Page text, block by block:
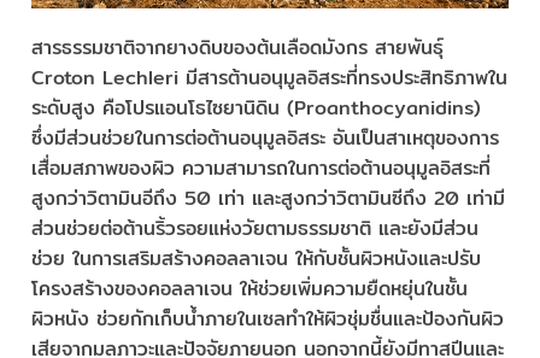
สารธรรมชาติจากยางดิบของต้นเลือดมังกร สายพันธุ์
Croton Lechleri มีสารต้านอนุมูลอิสระที่ทรงประสิทธิภาพใน
ระดับสูง คือโปรแอนโธไซยานิดิน (Proanthocyanidins)
ซึ่งมีส่วนช่วยในการต่อต้านอนุมูลอิสระ อันเป็นสาเหตุของการ
เสื่อมสภาพของผิว ความสามารถในการต่อต้านอนุมูลอิสระที่
สูงกว่าวิตามินอีถึง 50 เท่า และสูงกว่าวิตามินซีถึง 20 เท่ามี
ส่วนช่วยต่อต้านริ้วรอยแห่งวัยตามธรรมชาติ และยังมีส่วน
ช่วย ในการเสริมสร้างคอลลาเจน ให้กับชั้นผิวหนังและปรับ
โครงสร้างของคอลลาเจน ให้ช่วยเพิ่มความยืดหยุ่นในชั้น
ผิวหนัง ช่วยกักเก็บน้ำภายในเซลทำให้ผิวชุ่มชื่นและป้องกันผิว
เสียจากมลภาวะและปัจจัยภายนอก นอกจากนี้ยังมีทาสปีนและ